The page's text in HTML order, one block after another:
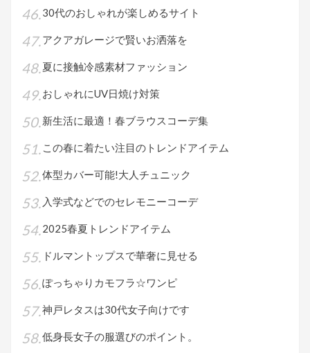
30代のおしゃれが楽しめるサイト
アクアガレージで賢いお洒落を
夏に接触冷感素材ファッション
おしゃれにUV日焼け対策
新生活に最適！春ブラウスコーデ集
この春に着たい注目のトレンドアイテム
体型カバー可能!大人チュニック
入学式などでのセレモニーコーデ
2025春夏トレンドアイテム
ドルマントップスで華奢に見せる
ぽっちゃりカモフラ☆ワンピ
神戸レタスは30代女子向けです
低身長女子の服選びのポイント。